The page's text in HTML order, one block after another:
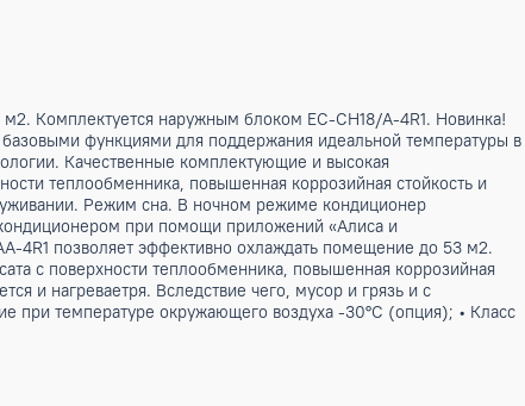
до 53 м2. Комплектуется наружным блоком EC-
всеми базовыми функциями для поддержания
технологии. Качественные комплектующие и
с поверхности теплообменника, повышенная